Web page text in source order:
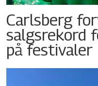
Carlsberg
salgsrekord
på festivaler